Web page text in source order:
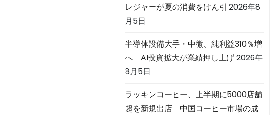
レジャーが夏の消費をけん引 2026年8
月5日
半導体設備大手・中微、純利益310％増
へ AI投資拡大が業績押し上げ2026年
8月5日
ラッキンコーヒー、上半期に5000店舗
超を新規出店 中国コーヒー市場の成